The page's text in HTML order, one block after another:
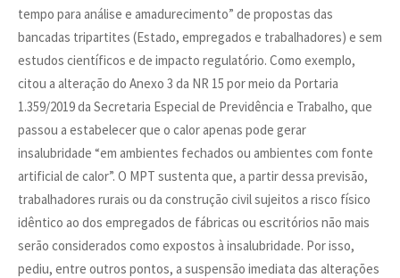
tempo para análise e amadurecimento” de propostas das
bancadas tripartites (Estado, empregados e trabalhadores) e sem
estudos científicos e de impacto regulatório. Como exemplo,
citou a alteração do Anexo 3 da NR 15 por meio da Portaria
1.359/2019 da Secretaria Especial de Previdência e Trabalho, que
passou a estabelecer que o calor apenas pode gerar
insalubridade “em ambientes fechados ou ambientes com fonte
artificial de calor”. O MPT sustenta que, a partir dessa previsão,
trabalhadores rurais ou da construção civil sujeitos a risco físico
idêntico ao dos empregados de fábricas ou escritórios não mais
serão considerados como expostos à insalubridade. Por isso,
pediu, entre outros pontos, a suspensão imediata das alterações